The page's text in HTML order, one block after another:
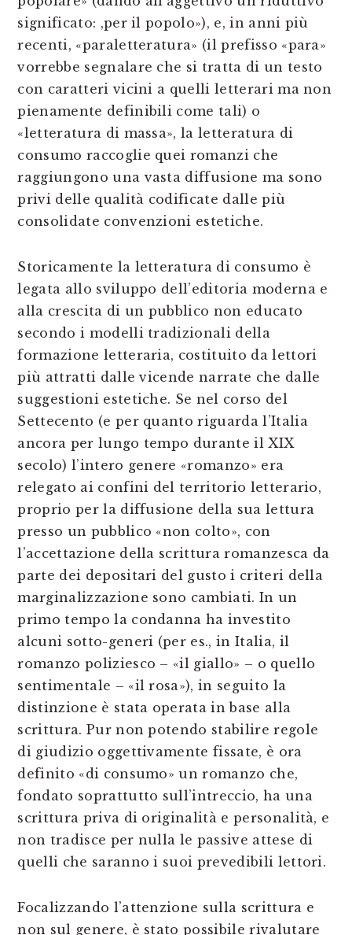
significato: ,per il popolo»), e, in anni più
recenti, «paraletteratura» (il prefisso «para»
vorrebbe segnalare che si tratta di un testo
con caratteri vicini a quelli letterari ma non
pienamente definibili come tali) o
«letteratura di massa», la letteratura di
consumo raccoglie quei romanzi che
raggiungono una vasta diffusione ma sono
privi delle qualità codificate dalle più
consolidate convenzioni estetiche.
Storicamente la letteratura di consumo è
legata allo sviluppo dell’editoria moderna e
alla crescita di un pubblico non educato
secondo i modelli tradizionali della
formazione letteraria, costituito da lettori
più attratti dalle vicende narrate che dalle
suggestioni estetiche. Se nel corso del
Settecento (e per quanto riguarda l’Italia
ancora per lungo tempo durante il XIX
secolo) l’intero genere «romanzo» era
relegato ai confini del territorio letterario,
proprio per la diffusione della sua lettura
presso un pubblico «non colto», con
l’accettazione della scrittura romanzesca da
parte dei depositari del gusto i criteri della
marginalizzazione sono cambiati. In un
primo tempo la condanna ha investito
alcuni sotto-generi (per es., in Italia, il
romanzo poliziesco – «il giallo» – o quello
sentimentale – «il rosa»), in seguito la
distinzione è stata operata in base alla
scrittura. Pur non potendo stabilire regole
di giudizio oggettivamente fissate, è ora
definito «di consumo» un romanzo che,
fondato soprattutto sull’intreccio, ha una
scrittura priva di originalità e personalità, e
non tradisce per nulla le passive attese di
quelli che saranno i suoi prevedibili lettori.
Focalizzando l’attenzione sulla scrittura e
non sul genere, è stato possibile rivalutare